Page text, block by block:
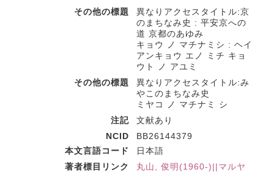
その他の標題
異なりアクセスタイトル:京
のまちなみ史 : 平安京への
道 京都のあゆみ
キョウ ノ マチナミシ : ヘイ
アンキョウ エノ ミチ キョ
ウト ノ アユミ
その他の標題
異なりアクセスタイトル:み
やこのまちなみ史
ミヤコ ノ マチナミ シ
注記
文献あり
NCID
BB26144379
本文言語コード
日本語
著者標目リンク
丸山, 俊明(1960-)||マルヤ